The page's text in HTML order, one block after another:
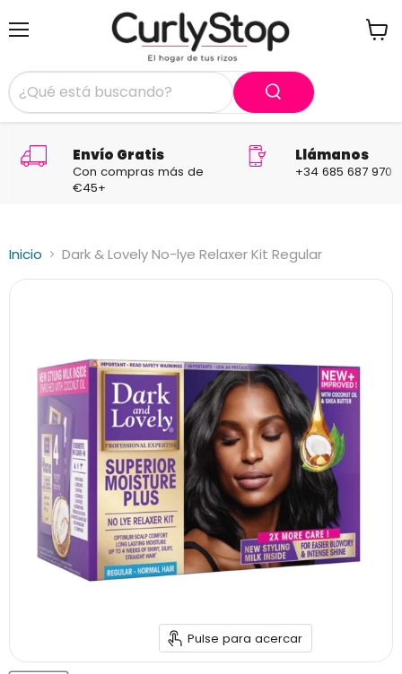
Envío Gratis
Con compras más de
€45+
Llámanos
+34 685 687 970
Inicio Dark & Lovely No-lye Relaxer Kit Regular
Pulse para acercar